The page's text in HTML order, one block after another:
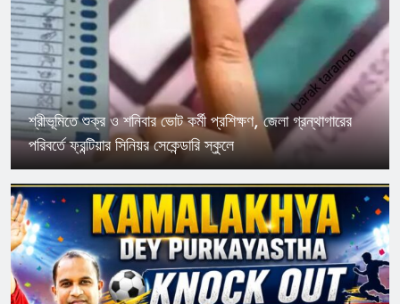
শ্রীভূমিতে শুক্র ও শনিবার ভোট কর্মী প্রশিক্ষণ, জেলা গ্রন্থাগারের
পরিবর্তে ফ্রন্টিয়ার সিনিয়র সেকেন্ডারি স্কুলে